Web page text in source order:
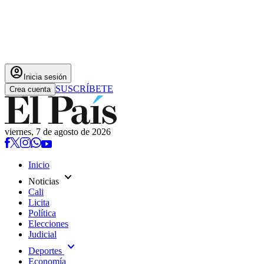
account_circle Inicia sesión
Crea cuenta SUSCRÍBETE
viernes, 7 de agosto de 2026
Inicio
Noticias expand_more
Cali
Licita
Política
Elecciones
Judicial
Deportes expand_more
Economía